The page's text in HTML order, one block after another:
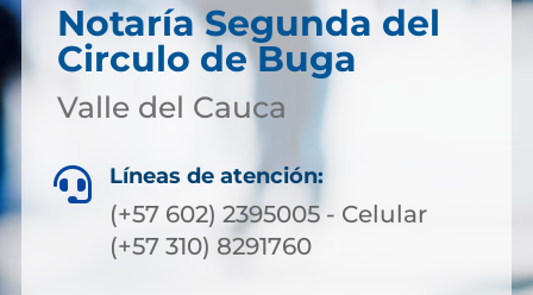
Notaría Segunda del
Circulo de Buga
Valle del Cauca
 Líneas de atención:
(+57 602) 2395005 - Celular
(+57 310) 8291760